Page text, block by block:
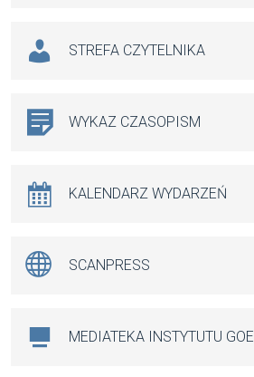
STREFA CZYTELNIKA
WYKAZ CZASOPISM
KALENDARZ WYDARZEŃ
SCANPRESS
MEDIATEKA INSTYTUTU